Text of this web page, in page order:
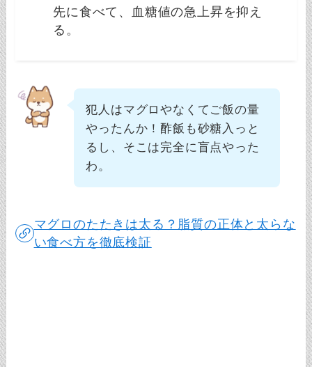
先に食べて、血糖値の急上昇を抑え
る。
犯人はマグロやなくてご飯の量
やったんか！酢飯も砂糖入っと
るし、そこは完全に盲点やった
わ。
マグロのたたきは太る？脂質の正体と太らな
い食べ方を徹底検証